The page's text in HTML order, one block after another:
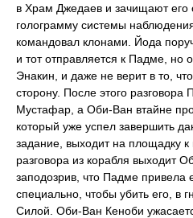
в Храм Джедаев и зачищают его
голограмму системы
командовал клонами. Йода
и тот отправляется к Падме, но
Энакин, и даже не верит в то,
сторону. После этого
Мустафар, а Оби-Ван втайне
который уже успел завершить
задание, выходит на площадку
разговора из корабля выходит
заподозрив, что Падме привела
специально, чтобы убить его, в
Силой. Оби-Ван Кеноби